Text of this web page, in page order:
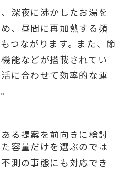
深夜に沸かしたお湯を
、昼間に再加熱する頻
つながります。また、節
能などが搭載されてい
に合わせて効率的な運
る提案を前向きに検討
容量だけを選ぶのでは
測の事態にも対応でき